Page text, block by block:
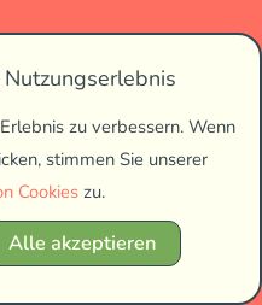
zu verbessern. Wenn
stimmen Sie unserer
Cookies zu.
Alle akzeptieren
Vegan Biss